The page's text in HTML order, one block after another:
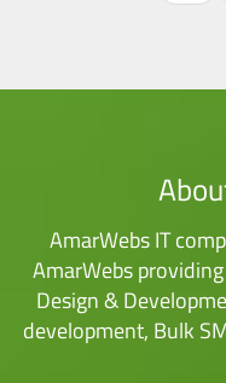
AmarWebs IT
AmarWebs
Design &
development, Bulk